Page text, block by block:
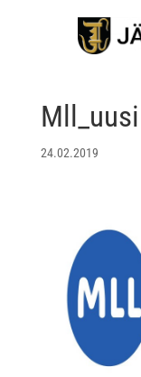
Mll_uusi
24.02.2019